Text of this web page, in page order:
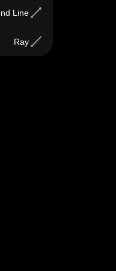
Line
Ray